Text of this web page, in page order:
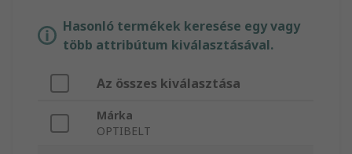
Hasonló termékek keresése egy vagy
több attribútum kiválasztásával.
Az összes kiválasztása
Márka
OPTIBELT